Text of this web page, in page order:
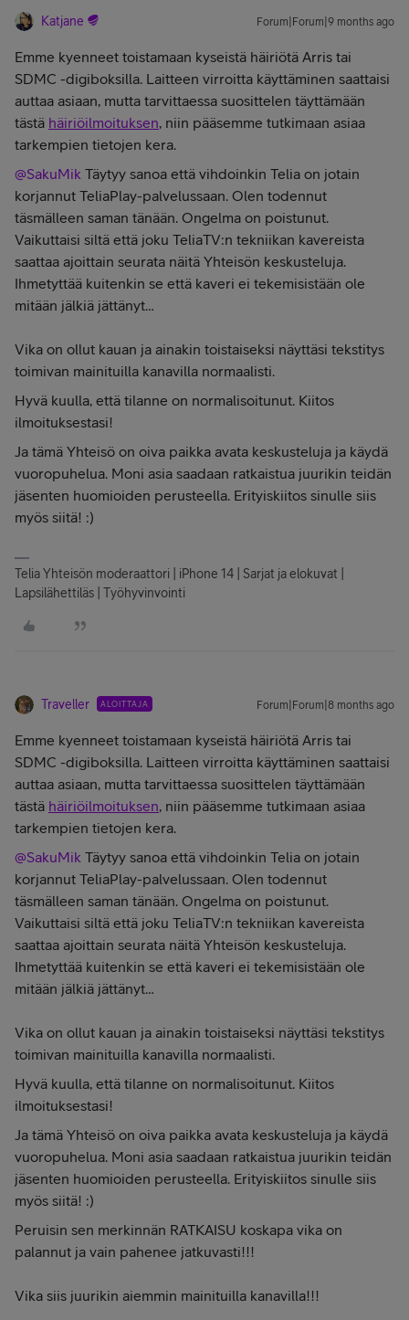
Katjane Forum|Forum|9 months ago
Emme kyenneet toistamaan kyseistä häiriötä Arris tai
SDMC -digiboksilla. Laitteen virroitta käyttäminen saattaisi
auttaa asiaan, mutta tarvittaessa suosittelen täyttämään
tästä häiriöilmoituksen, niin pääsemme tutkimaan asiaa
tarkempien tietojen kera.
@SakuMik Täytyy sanoa että vihdoinkin Telia on jotain
korjannut TeliaPlay-palvelussaan. Olen todennut
täsmälleen saman tänään. Ongelma on poistunut.
Vaikuttaisi siltä että joku TeliaTV:n tekniikan kavereista
saattaa ajoittain seurata näitä Yhteisön keskusteluja.
Ihmetyttää kuitenkin se että kaveri ei tekemisistään ole
mitään jälkiä jättänyt…
Vika on ollut kauan ja ainakin toistaiseksi näyttäsi tekstitys
toimivan mainituilla kanavilla normaalisti.
Hyvä kuulla, että tilanne on normalisoitunut. Kiitos
ilmoituksestasi!
Ja tämä Yhteisö on oiva paikka avata keskusteluja ja käydä
vuoropuhelua. Moni asia saadaan ratkaistua juurikin teidän
jäsenten huomioiden perusteella. Erityiskiitos sinulle siis
myös siitä! :)
Telia Yhteisön moderaattori | iPhone 14 | Sarjat ja elokuvat |
Lapsilähettiläs | Työhyvinvointi
Traveller ALOITTAJA Forum|Forum|8 months ago
Emme kyenneet toistamaan kyseistä häiriötä Arris tai
SDMC -digiboksilla. Laitteen virroitta käyttäminen saattaisi
auttaa asiaan, mutta tarvittaessa suosittelen täyttämään
tästä häiriöilmoituksen, niin pääsemme tutkimaan asiaa
tarkempien tietojen kera.
@SakuMik Täytyy sanoa että vihdoinkin Telia on jotain
korjannut TeliaPlay-palvelussaan. Olen todennut
täsmälleen saman tänään. Ongelma on poistunut.
Vaikuttaisi siltä että joku TeliaTV:n tekniikan kavereista
saattaa ajoittain seurata näitä Yhteisön keskusteluja.
Ihmetyttää kuitenkin se että kaveri ei tekemisistään ole
mitään jälkiä jättänyt…
Vika on ollut kauan ja ainakin toistaiseksi näyttäsi tekstitys
toimivan mainituilla kanavilla normaalisti.
Hyvä kuulla, että tilanne on normalisoitunut. Kiitos
ilmoituksestasi!
Ja tämä Yhteisö on oiva paikka avata keskusteluja ja käydä
vuoropuhelua. Moni asia saadaan ratkaistua juurikin teidän
jäsenten huomioiden perusteella. Erityiskiitos sinulle siis
myös siitä! :)
Peruisin sen merkinnän RATKAISU koskapa vika on
palannut ja vain pahenee jatkuvasti!!!
Vika siis juurikin aiemmin mainituilla kanavilla!!!